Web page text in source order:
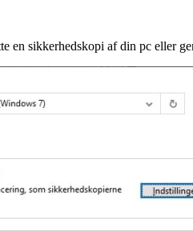
en sikkerhedskopi af din pc eller